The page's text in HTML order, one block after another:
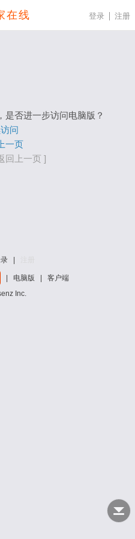
在线 登录 注册
是否进一步访问电脑版？
问
一页
回上一页 ]
电脑版
客户端
Inc.